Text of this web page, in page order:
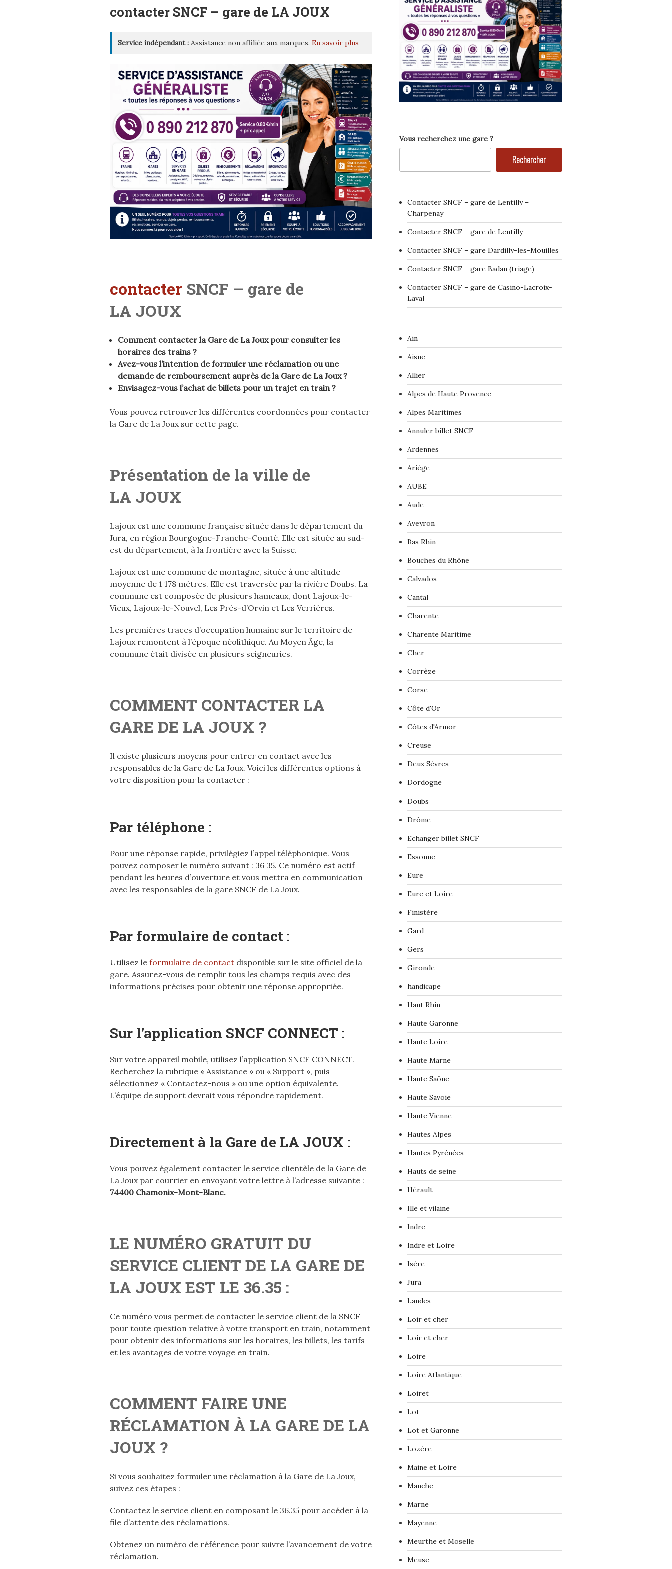
contacter SNCF – gare de LA JOUX
Service indépendant : Assistance non affiliée aux marques. En savoir plus
contacter SNCF – gare de
LA JOUX
Comment contacter la Gare de La Joux pour consulter les
horaires des trains ?
Avez-vous l’intention de formuler une réclamation ou une
demande de remboursement auprès de la Gare de La Joux ?
Envisagez-vous l’achat de billets pour un trajet en train ?
Vous pouvez retrouver les différentes coordonnées pour contacter
la Gare de La Joux sur cette page.
Présentation de la ville de
LA JOUX
Lajoux est une commune française située dans le département du
Jura, en région Bourgogne-Franche-Comté. Elle est située au sud-
est du département, à la frontière avec la Suisse.
Lajoux est une commune de montagne, située à une altitude
moyenne de 1 178 mètres. Elle est traversée par la rivière Doubs. La
commune est composée de plusieurs hameaux, dont Lajoux-le-
Vieux, Lajoux-le-Nouvel, Les Prés-d’Orvin et Les Verrières.
Les premières traces d’occupation humaine sur le territoire de
Lajoux remontent à l’époque néolithique. Au Moyen Âge, la
commune était divisée en plusieurs seigneuries.
COMMENT CONTACTER LA
GARE DE LA JOUX ?
Il existe plusieurs moyens pour entrer en contact avec les
responsables de la Gare de La Joux. Voici les différentes options à
votre disposition pour la contacter :
Par téléphone :
Pour une réponse rapide, privilégiez l’appel téléphonique. Vous
pouvez composer le numéro suivant : 36 35. Ce numéro est actif
pendant les heures d’ouverture et vous mettra en communication
avec les responsables de la gare SNCF de La Joux.
Par formulaire de contact :
Utilisez le formulaire de contact disponible sur le site officiel de la
gare. Assurez-vous de remplir tous les champs requis avec des
informations précises pour obtenir une réponse appropriée.
Sur l’application SNCF CONNECT :
Sur votre appareil mobile, utilisez l’application SNCF CONNECT.
Recherchez la rubrique « Assistance » ou « Support », puis
sélectionnez « Contactez-nous » ou une option équivalente.
L’équipe de support devrait vous répondre rapidement.
Directement à la Gare de LA JOUX :
Vous pouvez également contacter le service clientèle de la Gare de
La Joux par courrier en envoyant votre lettre à l’adresse suivante :
74400 Chamonix-Mont-Blanc.
LE NUMÉRO GRATUIT DU
SERVICE CLIENT DE LA GARE DE
LA JOUX EST LE 36.35 :
Ce numéro vous permet de contacter le service client de la SNCF
pour toute question relative à votre transport en train, notamment
pour obtenir des informations sur les horaires, les billets, les tarifs
et les avantages de votre voyage en train.
COMMENT FAIRE UNE
RÉCLAMATION À LA GARE DE LA
JOUX ?
Si vous souhaitez formuler une réclamation à la Gare de La Joux,
suivez ces étapes :
Contactez le service client en composant le 36.35 pour accéder à la
file d’attente des réclamations.
Obtenez un numéro de référence pour suivre l’avancement de votre
réclamation.
Vous recherchez une gare ?
Rechercher
Contacter SNCF – gare de Lentilly –
Charpenay
Contacter SNCF – gare de Lentilly
Contacter SNCF – gare Dardilly-les-Mouilles
Contacter SNCF – gare Badan (triage)
Contacter SNCF – gare de Casino-Lacroix-
Laval
Ain
Aisne
Allier
Alpes de Haute Provence
Alpes Maritimes
Annuler billet SNCF
Ardennes
Ariège
AUBE
Aude
Aveyron
Bas Rhin
Bouches du Rhône
Calvados
Cantal
Charente
Charente Maritime
Cher
Corrèze
Corse
Côte d'Or
Côtes d'Armor
Creuse
Deux Sèvres
Dordogne
Doubs
Drôme
Echanger billet SNCF
Essonne
Eure
Eure et Loire
Finistère
Gard
Gers
Gironde
handicape
Haut Rhin
Haute Garonne
Haute Loire
Haute Marne
Haute Saône
Haute Savoie
Haute Vienne
Hautes Alpes
Hautes Pyrénées
Hauts de seine
Hérault
Ille et vilaine
Indre
Indre et Loire
Isère
Jura
Landes
Loir et cher
Loir et cher
Loire
Loire Atlantique
Loiret
Lot
Lot et Garonne
Lozère
Maine et Loire
Manche
Marne
Mayenne
Meurthe et Moselle
Meuse